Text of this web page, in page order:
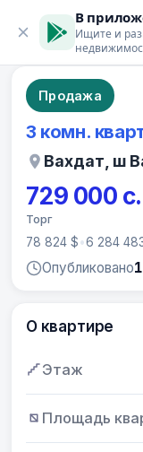
В
Ищите и
Продажа
3 комн.
Вахдат, ш
729 000 с.
Торг
78 824 $•6 284
Опубликовано
О квартире
Этаж
Площадь